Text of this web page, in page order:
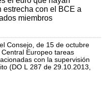
con el BCE a
miembros
Consejo, de 15 de octubre
Europeo tareas
con la supervisión
(DO L 287 de 29.10.2013,